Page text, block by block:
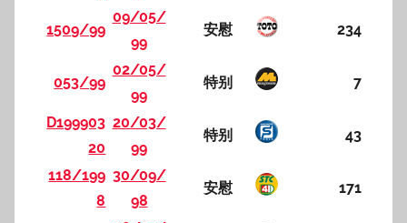
1509/99
09/05/
99
安慰 234
053/99
02/05/
99
特别 7
D199903
20
20/03/
99
特别 43
118/199
8
30/09/
98
安慰 171